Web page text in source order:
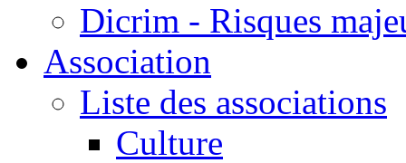
Dicrim - Risques
Association
Liste des associations
Culture